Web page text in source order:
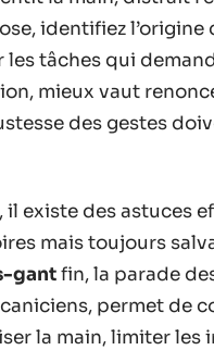
identifiez l’origine
les tâches qui
mieux vaut
des gestes
il existe des astuces
mais toujours
gantfin, la parade
permet de
la main, limiter les